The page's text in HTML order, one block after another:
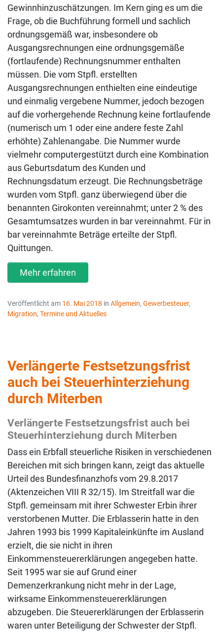
Gewinnhinzuschätzungen. Im Kern ging es um die
Frage, ob die Buchführung formell und sachlich
ordnungsgemäß war, insbesondere ob
Ausgangsrechnungen eine ordnungsgemäße
(fortlaufende) Rechnungsnummer enthalten
müssen. Die vom Stpfl. erstellten
Ausgangsrechnungen enthielten eine eindeutige
und einmalig vergebene Nummer, jedoch bezogen
auf die vorhergehende Rechnung keine fortlaufende
(numerisch um 1 oder eine andere feste Zahl
erhöhte) Zahlenangabe. Die Nummer wurde
vielmehr computergestützt durch eine Kombination
aus Geburtsdatum des Kunden und
Rechnungsdatum erzeugt. Die Rechnungsbeträge
wurden vom Stpfl. ganz überwiegend über die
benannten Girokonten vereinnahmt; unter 2 % des
Gesamtumsatzes wurden in bar vereinnahmt. Für in
bar vereinnahmte Beträge erteilte der Stpfl.
Quittungen.
Mehr erfahren
Veröffentlicht am 16. Mai 2018 in Allgemein, Gewerbesteuer,
Migration, Termine und Aktuelles
Verlängerte Festsetzungsfrist
auch bei Steuerhinterziehung
durch Miterben
Verlängerte Festsetzungsfrist auch bei
Steuerhinterziehung durch Miterben
Dass ein Erbfall steuerliche Risiken in verschiedenen
Bereichen mit sich bringen kann, zeigt das aktuelle
Urteil des Bundesfinanzhofs vom 29.8.2017
(Aktenzeichen VIII R 32/15). Im Streitfall war die
Stpfl. gemeinsam mit ihrer Schwester Erbin ihrer
verstorbenen Mutter. Die Erblasserin hatte in den
Jahren 1993 bis 1999 Kapitaleinkünfte im Ausland
erzielt, die sie nicht in ihren
Einkommensteuererklärungen angegeben hatte.
Seit 1995 war sie auf Grund einer
Demenzerkrankung nicht mehr in der Lage,
wirksame Einkommensteuererklärungen
abzugeben. Die Steuererklärungen der Erblasserin
waren unter Beteiligung der Schwester der Stpfl.